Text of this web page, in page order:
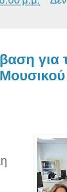
για